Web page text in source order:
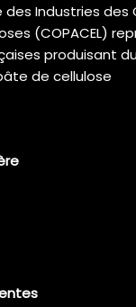
des Industries
(COPACEL)
produisant
de cellulose